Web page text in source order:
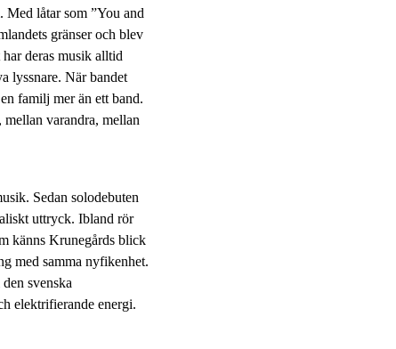
Med låtar som ”You and
gränser och blev
deras musik alltid
lyssnare. När bandet
familj mer än ett band.
varandra, mellan
Sedan solodebuten
uttryck. Ibland rör
känns Krunegårds blick
med samma nyfikenhet.
svenska
elektrifierande energi.